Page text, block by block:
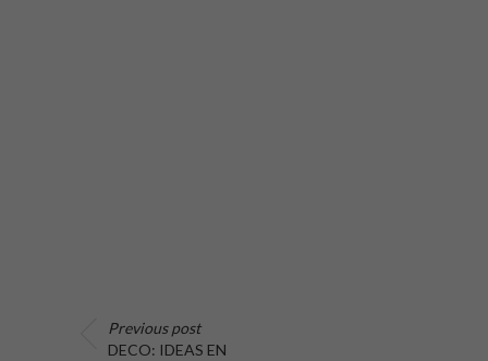
Previous post
DECO: IDEAS EN